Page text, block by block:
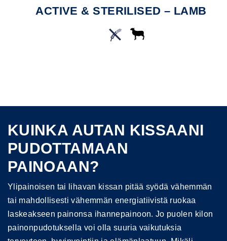
ACTIVE & STERILISED – LAMB
KUINKA AUTAN KISSAANI
PUDOTTAMAAN
PAINOAAN?
Ylipainoisen tai lihavan kissan pitää syödä vähemmän
tai mahdollisesti vähemmän energiatiivistä ruokaa
laskeakseen painonsa ihannepainoon. Jo puolen kilon
painonpudotuksella voi olla suuria vaikutuksia